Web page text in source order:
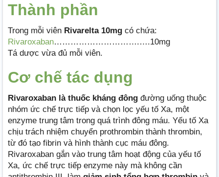
Thành phần
Trong mỗi viên Rivarelta 10mg có chứa:
Rivaroxaban………………………….….10mg
Tá dược vừa đủ mỗi viên.
Cơ chế tác dụng
Rivaroxaban là thuốc kháng đông đường uống thuộc
nhóm ức chế trực tiếp và chọn lọc yếu tố Xa, một
enzyme trung tâm trong quá trình đông máu. Yếu tố Xa
chịu trách nhiệm chuyển prothrombin thành thrombin,
từ đó tạo fibrin và hình thành cục máu đông.
Rivaroxaban gắn vào trung tâm hoạt động của yếu tố
Xa, ức chế trực tiếp enzyme này mà không cần